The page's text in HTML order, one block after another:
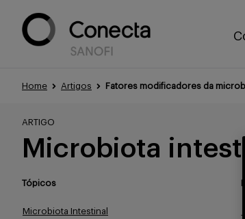
Home Artigos Fatores modificadores da
ARTIGO
Microbiota
Tópicos
Microbiota Intestinal